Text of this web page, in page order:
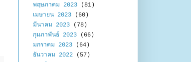
พฤษภาคม 2023 (81)
เมษายน 2023 (60)
มีนาคม 2023 (78)
กุมภาพันธ์ 2023 (66)
มกราคม 2023 (64)
ธันวาคม 2022 (57)